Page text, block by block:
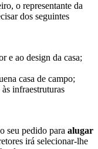
o representante da
dos seguintes
e ao design da casa;
casa de campo;
infraestruturas
seu pedido para alugar
irá selecionar-lhe